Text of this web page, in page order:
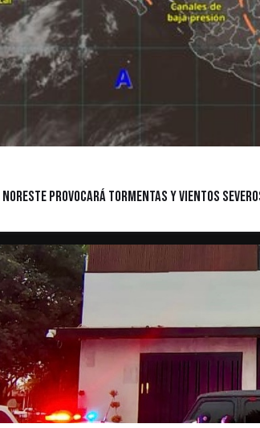
noreste provocará tormentas y vientos